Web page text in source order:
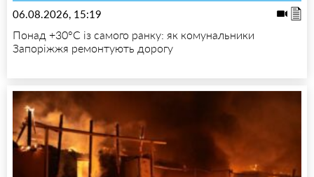
06.08.2026, 15:19
Понад +30°C із самого ранку: як комунальники
Запоріжжя ремонтують дорогу